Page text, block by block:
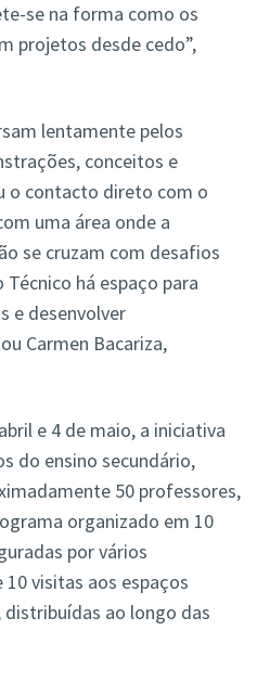
se na forma como os
projetos desde cedo”,
lentamente pelos
conceitos e
o contacto direto com o
uma área onde a
se cruzam com desafios
há espaço para
e desenvolver
Carmen Bacariza,
e 4 de maio, a iniciativa
do ensino secundário,
50 professores,
organizado em 10
por vários
visitas aos espaços
ao longo das